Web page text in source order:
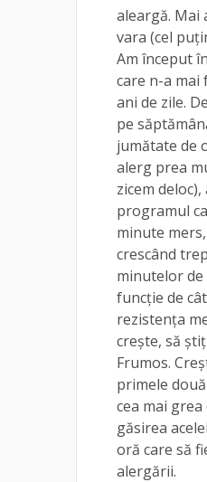
aleargă. Mai
vara (cel
Am început
care n-a mai
ani de zile.
pe
jumătate de
alerg prea
zicem deloc),
programul
minute
crescând
minutelor
funcție de
rezistența
crește, să
Frumos.
primele
cea mai grea
găsirea
oră care să
alergării.